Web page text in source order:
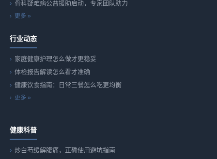
骨科疑难病公益援助启动，专家团队助力
更多 »
行业动态
家庭健康护理怎么做才更稳妥
体检报告解读怎么看才准确
健康饮食指南：日常三餐怎么吃更均衡
更多 »
健康科普
炒白芍缓解腹痛，正确使用避坑指南